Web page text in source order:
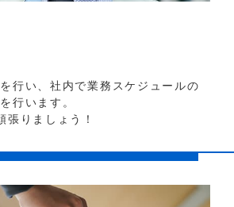
行い、社内で業務スケジュールの
行います。
張りましょう！